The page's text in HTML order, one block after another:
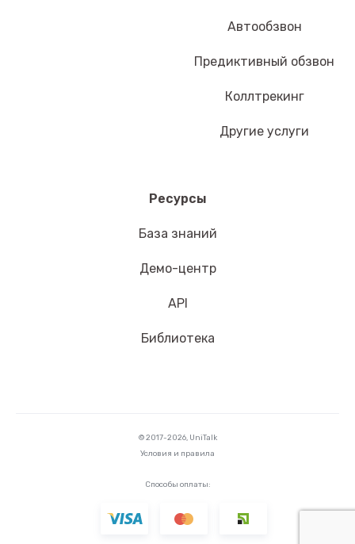
Автообзвон
Предиктивный обзвон
Коллтрекинг
Другие услуги
Ресурсы
База знаний
Демо-центр
API
Библиотека
© 2017-2026, UniTalk
Условия и правила
Способы оплаты: